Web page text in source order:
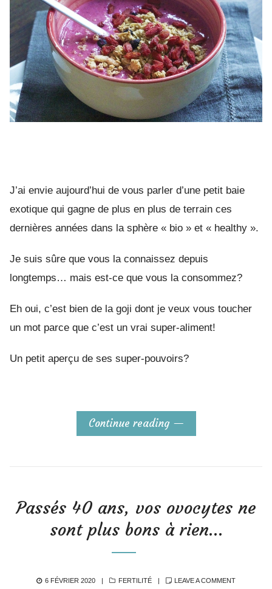
J’ai envie aujourd’hui de vous parler d’une petit baie
exotique qui gagne de plus en plus de terrain ces
dernières années dans la sphère « bio » et « healthy ».
Je suis sûre que vous la connaissez depuis
longtemps… mais est-ce que vous la consommez?
Eh oui, c’est bien de la goji dont je veux vous toucher
un mot parce que c’est un vrai super-aliment!
Un petit aperçu de ses super-pouvoirs?
Continue reading
Passés 40 ans, vos ovocytes ne
sont plus bons à rien…
POSTED
6 FÉVRIER 2020 CATEGORIES
FERTILITÉ LEAVE A COMMENT